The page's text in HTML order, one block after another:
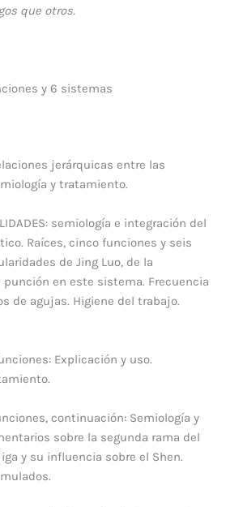
que otros.
y 6 sistemas
jerárquicas entre las
y tratamiento.
semiología e integración del
Raíces, cinco funciones y seis
de Jing Luo, de la
en este sistema. Frecuencia
de agujas. Higiene del trabajo.
Explicación y uso.
continuación: Semiología y
sobre la segunda rama del
y su influencia sobre el Shen.